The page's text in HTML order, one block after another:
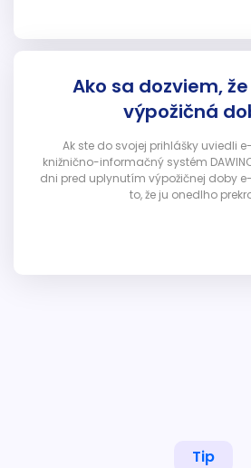
Ako sa dozviem,
výpožičná
Ak ste do svojej prihlášky uviedli
knižnično-informačný systém
dni pred uplynutím výpožičnej doby
to, že ju onedlho
Tip